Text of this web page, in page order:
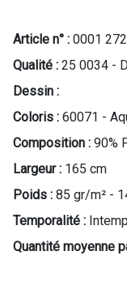
Article n° : 0001
Qualité : 25 0034 -
Dessin :
Coloris : 60071 -
Composition : 90%
Largeur : 165 cm
Poids : 85 gr/m² -
Temporalité :
Quantité moyenne